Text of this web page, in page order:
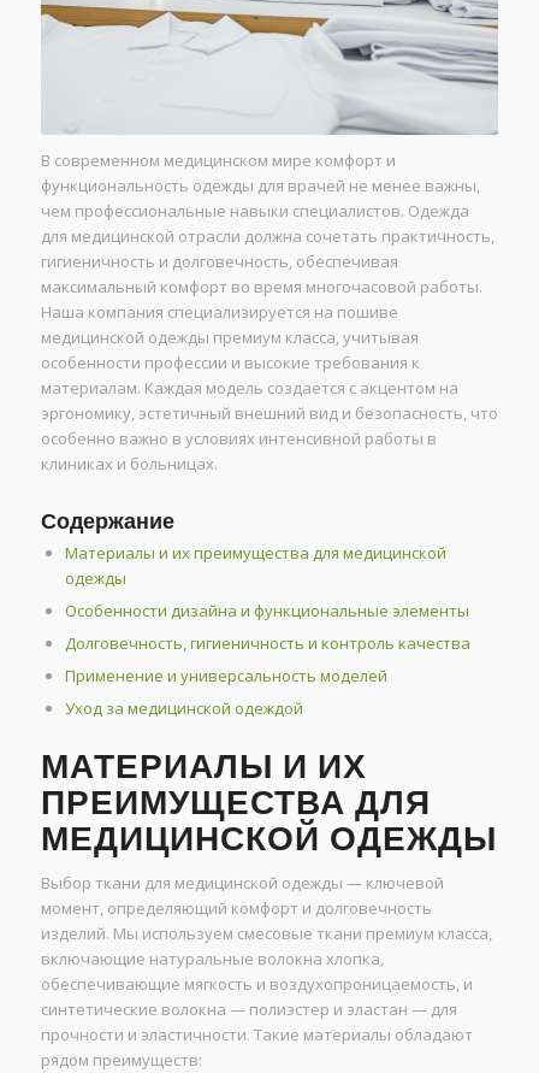
В современном медицинском мире комфорт и
функциональность одежды для врачей не менее важны,
чем профессиональные навыки специалистов. Одежда
для медицинской отрасли должна сочетать практичность,
гигиеничность и долговечность, обеспечивая
максимальный комфорт во время многочасовой работы.
Наша компания специализируется на пошиве
медицинской одежды премиум класса, учитывая
особенности профессии и высокие требования к
материалам. Каждая модель создается с акцентом на
эргономику, эстетичный внешний вид и безопасность, что
особенно важно в условиях интенсивной работы в
клиниках и больницах.
Содержание
Материалы и их преимущества для медицинской
одежды
Особенности дизайна и функциональные элементы
Долговечность, гигиеничность и контроль качества
Применение и универсальность моделей
Уход за медицинской одеждой
МАТЕРИАЛЫ И ИХ
ПРЕИМУЩЕСТВА ДЛЯ
МЕДИЦИНСКОЙ ОДЕЖДЫ
Выбор ткани для медицинской одежды — ключевой
момент, определяющий комфорт и долговечность
изделий. Мы используем смесовые ткани премиум класса,
включающие натуральные волокна хлопка,
обеспечивающие мягкость и воздухопроницаемость, и
синтетические волокна — полиэстер и эластан — для
прочности и эластичности. Такие материалы обладают
рядом преимуществ: